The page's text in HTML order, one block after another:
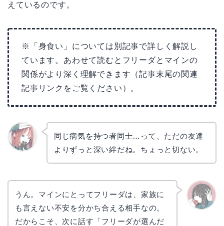
えているのです。
※「身食い」については別記事で詳しく解説し
ています。あわせて読むとフリーダとマインの
関係がより深く理解できます（記事末尾の関連
記事リンクをご覧ください）。
同じ病気を持つ者同士…って、ただの友達
よりずっと深い絆だね。ちょっと切ない。
うん。マインにとってフリーダは、家族に
も言えない不安を分かち合える相手なの。
だからこそ、次に話す「フリーダが選んだ